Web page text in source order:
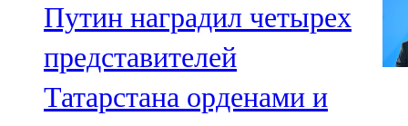
Путин наградил четырех
представителей
Татарстана орденами и